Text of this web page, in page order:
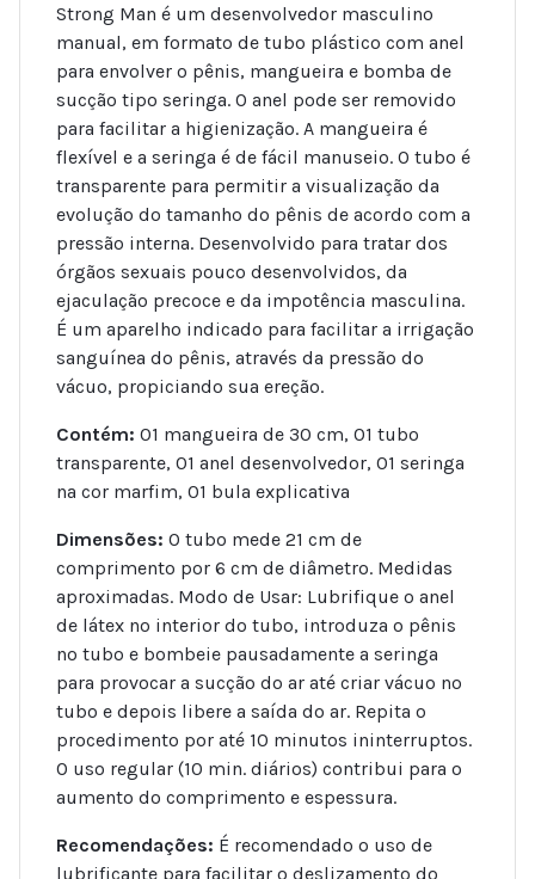
Strong Man é um desenvolvedor masculino
manual, em formato de tubo plástico com anel
para envolver o pênis, mangueira e bomba de
sucção tipo seringa. O anel pode ser removido
para facilitar a higienização. A mangueira é
flexível e a seringa é de fácil manuseio. O tubo é
transparente para permitir a visualização da
evolução do tamanho do pênis de acordo com a
pressão interna. Desenvolvido para tratar dos
órgãos sexuais pouco desenvolvidos, da
ejaculação precoce e da impotência masculina.
É um aparelho indicado para facilitar a irrigação
sanguínea do pênis, através da pressão do
vácuo, propiciando sua ereção.
Contém: 01 mangueira de 30 cm, 01 tubo
transparente, 01 anel desenvolvedor, 01 seringa
na cor marfim, 01 bula explicativa
Dimensões: O tubo mede 21 cm de
comprimento por 6 cm de diâmetro. Medidas
aproximadas. Modo de Usar: Lubrifique o anel
de látex no interior do tubo, introduza o pênis
no tubo e bombeie pausadamente a seringa
para provocar a sucção do ar até criar vácuo no
tubo e depois libere a saída do ar. Repita o
procedimento por até 10 minutos ininterruptos.
O uso regular (10 min. diários) contribui para o
aumento do comprimento e espessura.
Recomendações: É recomendado o uso de
lubrificante para facilitar o deslizamento do